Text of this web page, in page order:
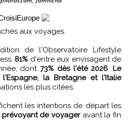
aux voyages.
de l'Observatoire Lifestyle
81% d'entre eux envisagent de
dont73% dès l'été 2026. Le
la Bretagne et l'Italie
les plus citées.
les intentions de départ les
prévoyant de voyager avant la fin